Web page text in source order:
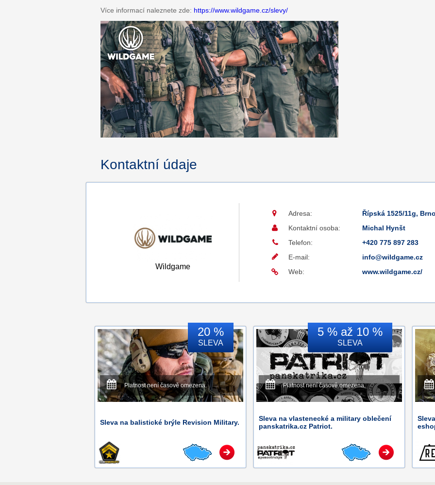
Více informací naleznete zde: https://www.wildgame.cz/slevy/
Kontaktní údaje
Wildgame
Adresa:
Řípská 1525/11g,
Kontaktní osoba:
Michal Hynšt
Telefon:
+420 775 897 283
E-mail:
info@wildgame.cz
Web:
www.wildgame.cz/
20 %
SLEVA
Platnost není časově omezena.
Sleva na balistické brýle Revision Military.
5 % až 10 %
SLEVA
Platnost není časově omezena.
Sleva na vlastenecké a military oblečení
panskatrika.cz Patriot.